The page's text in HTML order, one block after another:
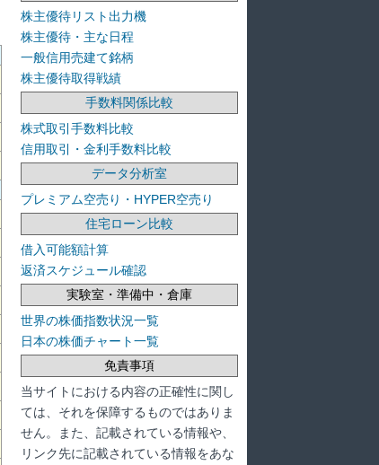
株主優待リスト出力機
株主優待・主な日程
一般信用売建て銘柄
株主優待取得戦績
手数料関係比較
株式取引手数料比較
信用取引・金利手数料比較
データ分析室
プレミアム空売り・HYPER空売り
住宅ローン比較
借入可能額計算
返済スケジュール確認
実験室・準備中・倉庫
世界の株価指数状況一覧
日本の株価チャート一覧
免責事項
当サイトにおける内容の正確性に関し
ては、それを保障するものではありま
せん。また、記載されている情報や、
リンク先に記載されている情報をあな